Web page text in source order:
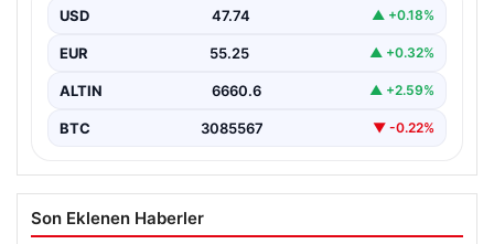
{“title”: “Çanakkale’de Böcek İlaçlaması Felaketle Bitti:
“content”:…
USD 47.74 ▲ +0.18%
EUR 55.25 ▲ +0.32%
ALTIN 6660.6 ▲ +2.59%
BTC 3085567 ▼ -0.22%
Son Eklenen Haberler